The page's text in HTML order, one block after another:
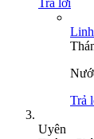
Trả
Uyên